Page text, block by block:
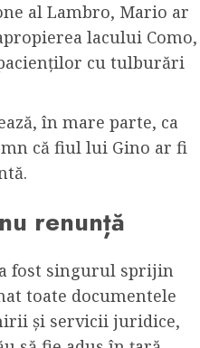
al Lambro, Mario ar
lacului Como,
cu tulburări
în mare parte, ca
că fiul lui Gino ar fi
renunță
fost singurul sprijin
toate documentele
și servicii juridice,